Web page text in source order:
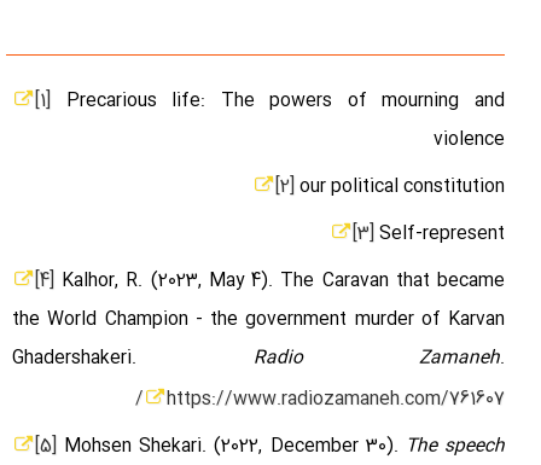
[1] Precarious life: The powers of mourning and
violence
[2] our political constitution
[3] Self-represent
[4] Kalhor, R. (2023, May 4). The Caravan that became
the World Champion - the government murder of Karvan
Ghadershakeri. Radio Zamaneh.
https://www.radiozamaneh.com/761607/
[5] Mohsen Shekari. (2022, December 30). The speech